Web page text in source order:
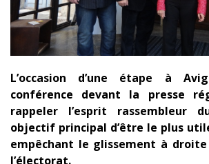
L’occasion d’une étape à
conférence devant la presse
rappeler l’esprit rassembleur
objectif principal d’être le plus
empêchant le glissement à droite
l’électorat.